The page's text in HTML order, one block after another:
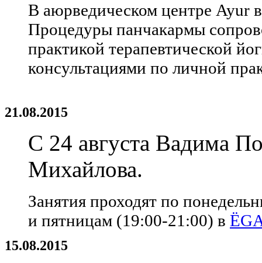
В аюрведическом центре Ayur
Процедуры панчакармы
практикой терапевтической
консультациями по личной
21.08.2015
С 24 августа Вадима
Михайлова.
Занятия проходят по
и пятницам (19:00-21:00) в
15.08.2015